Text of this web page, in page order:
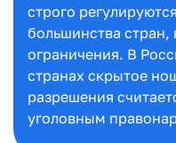
строго
большинства стран,
ограничения. В
странах скрытое
разрешения
уголовным